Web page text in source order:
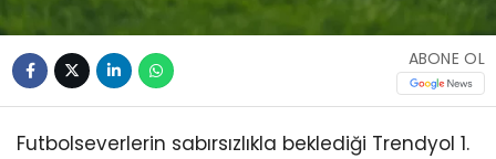
ABONE OL
Futbolseverlerin sabırsızlıkla beklediği Trendyol 1.